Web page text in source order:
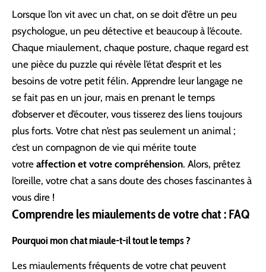
Lorsque l’on vit avec un chat, on se doit d’être un peu
psychologue, un peu détective et beaucoup à l’écoute.
Chaque miaulement, chaque posture, chaque regard est
une pièce du puzzle qui révèle l’état d’esprit et les
besoins de votre petit félin. Apprendre leur langage ne
se fait pas en un jour, mais en prenant le temps
d’observer et d’écouter, vous tisserez des liens toujours
plus forts. Votre chat n’est pas seulement un animal ;
c’est un compagnon de vie qui mérite toute
votre affection et votre compréhension. Alors, prêtez
l’oreille, votre chat a sans doute des choses fascinantes à
vous dire !
Comprendre les miaulements de votre chat : FAQ
Pourquoi mon chat miaule-t-il tout le temps ?
Les miaulements fréquents de votre chat peuvent